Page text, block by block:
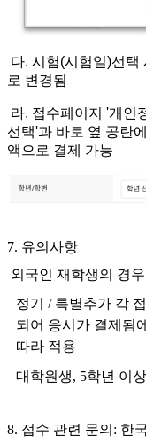
다. 시험(시험일)선택
로 변경됨
라. 접수페이지 '개인
선택'과 바로 옆 공란
액으로 결제 가능
7. 유의사항
외국인 재학생의 경
정기 / 특별추가 각
되어 응시가 결제됨
따라 적용
대학원생, 5학년 이
8. 접수 관련 문의: 한